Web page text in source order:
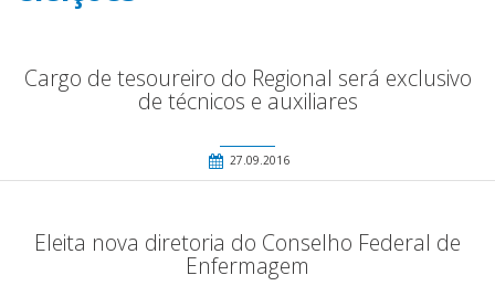
Cargo de tesoureiro do Regional será exclusivo
de técnicos e auxiliares
27.09.2016
Eleita nova diretoria do Conselho Federal de
Enfermagem